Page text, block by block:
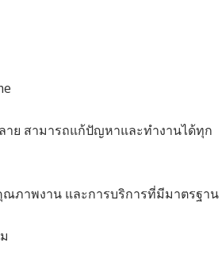
ย สามารถแก้ปัญหาและทำงานได้ทุก
ณภาพงาน และการบริการที่มีมาตรฐาน